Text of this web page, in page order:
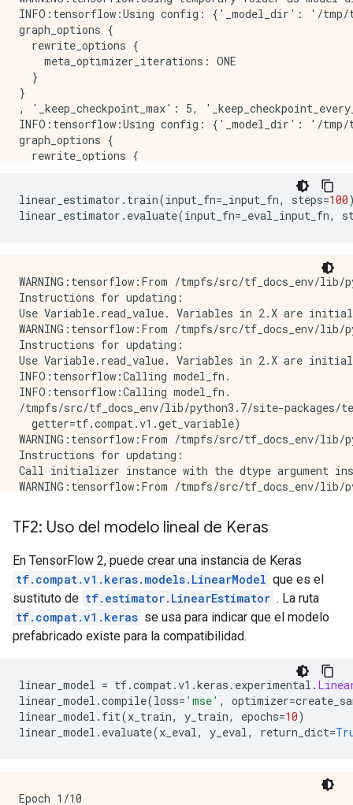
INFO:tensorflow:Using config: {'_model_dir': '/tmp/
graph_options {
  rewrite_options {
    meta_optimizer_iterations: ONE
  }
}
, '_keep_checkpoint_max': 5,
INFO:tensorflow:Using config: {'_model_dir': '/tmp/
graph_options {
  rewrite_options {
}
linear_estimator . train(input_fn= _input_fn, steps=100
linear_estimator . evaluate(input_fn= _eval_input_fn,
WARNING:tensorflow:From /tmpfs/src/
Instructions for updating:
Use Variable.read_value. Variables in 2.X are
WARNING:tensorflow:From /tmpfs/src/
Instructions for updating:
Use Variable.read_value. Variables in 2.X are
INFO:tensorflow:Calling model_fn.
INFO:tensorflow:Calling model_fn.
/tmpfs/src/tf_docs_env/lib/python3.7/site-packages/
  getter=tf.compat.v1.get_variable)
WARNING:tensorflow:From /tmpfs/src/
Instructions for updating:
Call initializer instance with the dtype argument
WARNING:tensorflow:From /tmpfs/src/
Call initializer instance with the dtype argument
INFO:tensorflow:Done calling model_fn.
INFO:tensorflow:Create CheckpointSaverHook.
INFO:tensorflow:Create CheckpointSaverHook.
INFO:tensorflow:Graph was finalized.
INFO:tensorflow:Graph was finalized.
INFO:tensorflow:Running local_init_op.
INFO:tensorflow:Running local_init_op.
INFO:tensorflow:Calling checkpoint listeners before
INFO:tensorflow:Calling checkpoint listeners before
INFO:tensorflow:Saving checkpoints for 0 into /tmp/
INFO:tensorflow:Saving checkpoints for 0 into /tmp/
INFO:tensorflow:loss = 0.6931472, step = 0
TF2: Uso del modelo lineal de Keras
En TensorFlow 2, puede crear una instancia de Keras
tf.compat.v1.keras.models.LinearModel que es el
sustituto de tf.estimator.LinearEstimator . La ruta
tf.compat.v1.keras se usa para indicar que el modelo
prefabricado existe para la compatibilidad.
linear_model = tf.compat.v1 .keras . experimental .
linear_model .compile(loss= 'mse' , optimizer=
linear_model . fit(x_train, y_train, epochs=10)
linear_model . evaluate(x_eval, y_eval, return_dict=
Epoch 1/10